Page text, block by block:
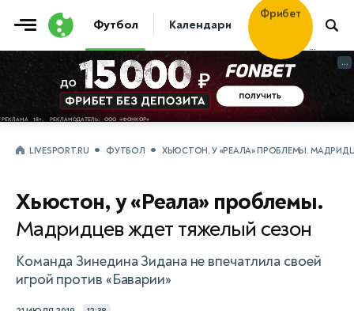
Футбол Календари Таблицы Матчи
Фрибет
...
...
LIVESPORT.RU ФУТБОЛ ХЬЮСТОН, У «РЕАЛА» ПРОБЛЕМЫ.
Хьюстон, у «Реала» проблемы.
Мадридцев ждет тяжелый сезон
Команда Зинедина Зидана не впечатлила своей
игрой против «Баварии»